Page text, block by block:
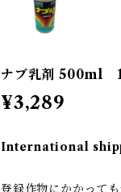
ナブ乳剤 500ml
¥3,289
International
登録作物にかかって